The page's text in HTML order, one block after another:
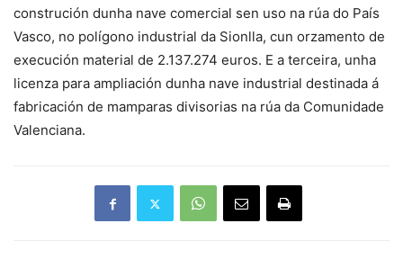
construción dunha nave comercial sen uso na rúa do País
Vasco, no polígono industrial da Sionlla, cun orzamento de
execución material de 2.137.274 euros. E a terceira, unha
licenza para ampliación dunha nave industrial destinada á
fabricación de mamparas divisorias na rúa da Comunidade
Valenciana.